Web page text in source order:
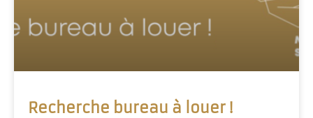
Recherche bureau à louer !